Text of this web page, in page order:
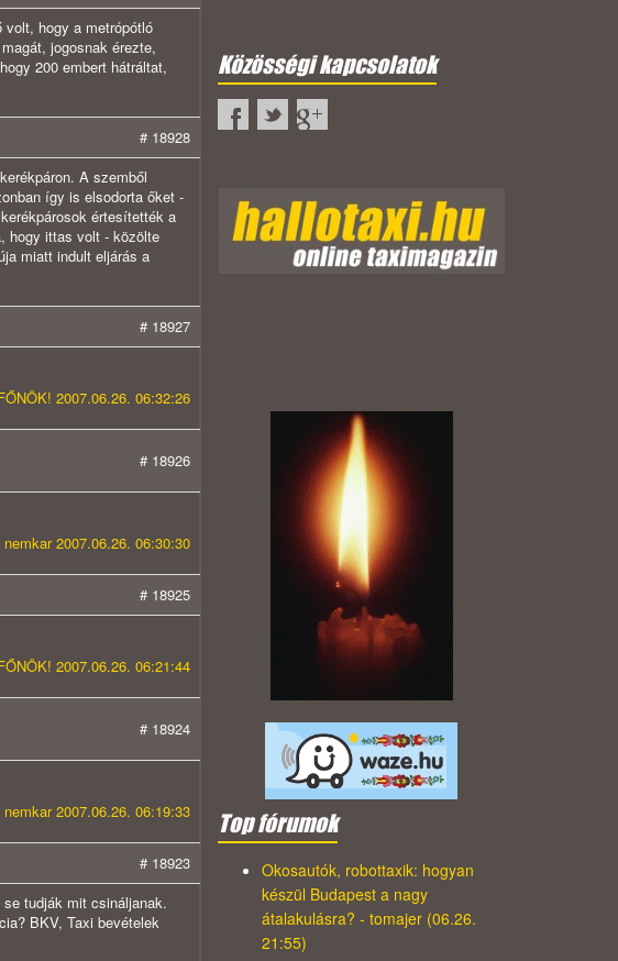
hogy a metrópótló
jogosnak érezte,
200 embert hátráltat,
# 18928
A szemből
így is elsodorta őket -
értesítették a
hogy ittas volt - közölte
miatt indult eljárás a
# 18927
2007.06.26. 06:32:26
# 18926
nemkar 2007.06.26. 06:30:30
# 18925
2007.06.26. 06:21:44
# 18924
nemkar 2007.06.26. 06:19:33
# 18923
tudják mit csináljanak.
BKV, Taxi bevételek
Közösségi kapcsolatok
Top fórumok
Okosautók, robottaxik: hogyan
készül Budapest a nagy
átalakulásra? - tomajer (06.26.
21:55)